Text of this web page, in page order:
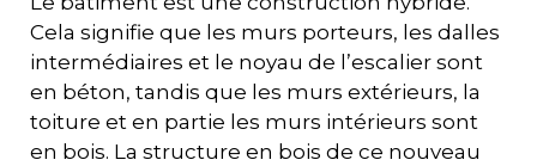
Cela signifie que les murs porteurs, les dalles
intermédiaires et le noyau de l’escalier sont
en béton, tandis que les murs extérieurs, la
toiture et en partie les murs intérieurs sont
en bois. La structure en bois de ce nouveau